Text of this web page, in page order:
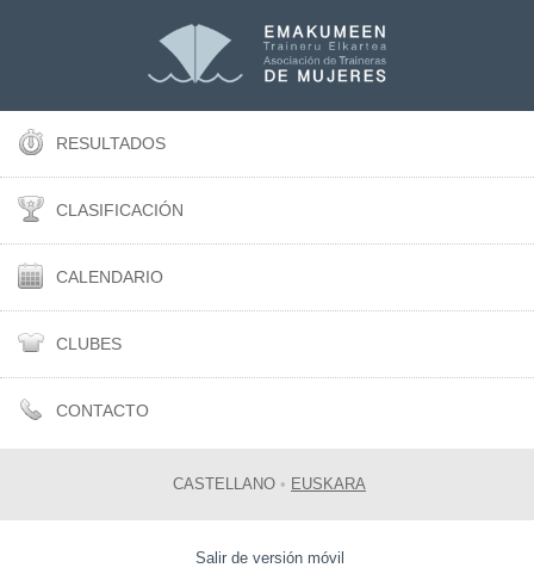
RESULTADOS
CLASIFICACIÓN
CALENDARIO
CLUBES
CONTACTO
CASTELLANO • EUSKARA
Salir de versión móvil